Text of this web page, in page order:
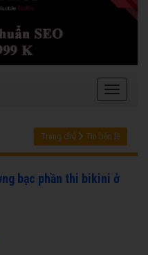
Trang chủ Tin bên lề
bạc phần thi bikini ở